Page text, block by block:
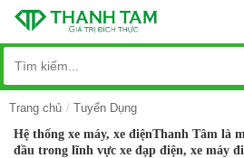
Trang chủ Tuyển Dụng
Hệ thống xe máy, xe điệnThanh Tâm là
đầu trong lĩnh vực xe đạp điện, xe máy